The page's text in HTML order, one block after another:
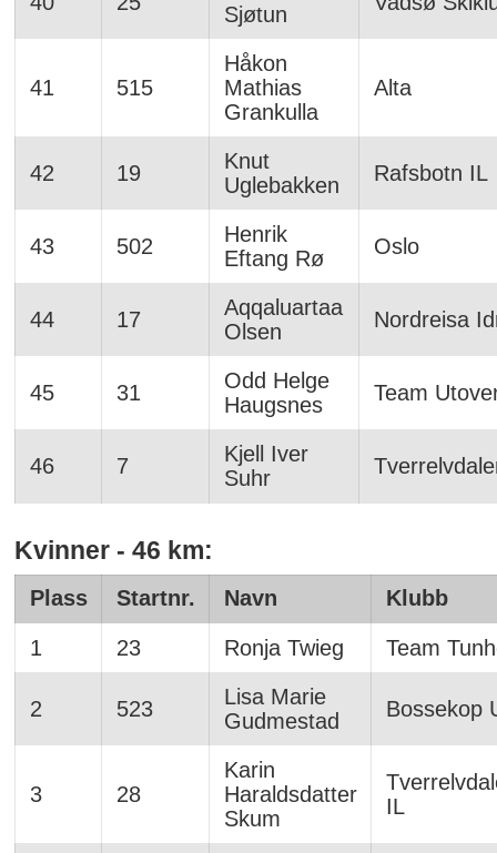
Sjøtun
41 515
Håkon
Mathias
Grankulla
Alta
42 19
Knut
Uglebakken
Rafsbotn IL
43 502
Henrik
Eftang Rø
Oslo
44 17
Aqqaluartaa
Olsen
Nordreisa
45 31
Odd Helge
Haugsnes
Team
46 7
Kjell Iver
Suhr
Kvinner - 46 km:
Plass Startnr. Navn Klubb
1 23 Ronja Twieg Team
2 523
Lisa Marie
Gudmestad
Bossekop
3 28
Karin
Haraldsdatter
Skum
IL